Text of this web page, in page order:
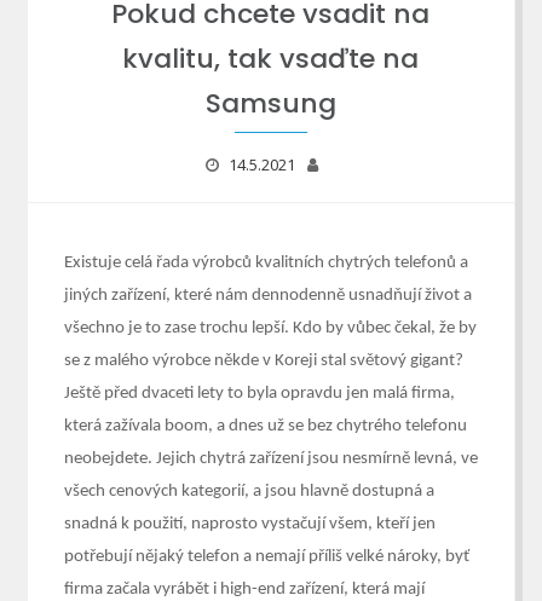
Pokud chcete vsadit na
kvalitu, tak vsaďte na
Samsung
14.5.2021
Existuje celá řada výrobců kvalitních chytrých telefonů a
jiných zařízení, které nám dennodenně usnadňují život a
všechno je to zase trochu lepší. Kdo by vůbec čekal, že by
se z malého výrobce někde v Koreji stal světový gigant?
Ještě před dvaceti lety to byla opravdu jen malá firma,
která zažívala boom, a dnes už se bez chytrého telefonu
neobejdete. Jejich chytrá zařízení jsou nesmírně levná, ve
všech cenových kategorií, a jsou hlavně dostupná a
snadná k použití, naprosto vystačují všem, kteří jen
potřebují nějaký telefon a nemají příliš velké nároky, byť
firma začala vyrábět i high-end zařízení, která mají